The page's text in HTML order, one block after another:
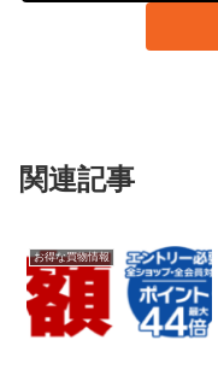
関連記事
お得な買物情報